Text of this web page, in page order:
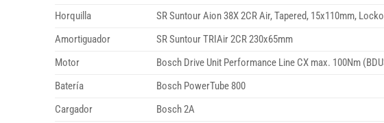
Horquilla
SR Suntour Aion 38X 2CR Air, Tapered, 15x110mm,
Amortiguador
SR Suntour TRIAir 2CR 230x65mm
Motor
Bosch Drive Unit Performance Line CX max. 100Nm
Batería
Bosch PowerTube 800
Cargador
Bosch 2A